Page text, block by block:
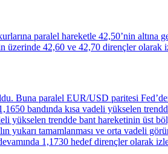
paralel hareketle 42,50’nin altına
üzerinde 42,60 ve 42,70 dirençler olarak
Buna paralel EUR/USD paritesi
bandında kısa vadeli yükselen
yükselen trendde bant hareketinin üst
yukarı tamamlanması ve orta vadeli
1,1730 hedef dirençler olarak